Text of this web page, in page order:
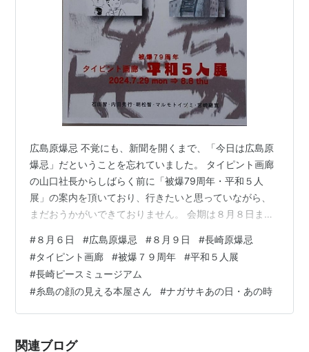
広島原爆忌 不覚にも、新聞を開くまで、「今日は広島原
爆忌」だということを忘れていました。 タイピント画廊
の山口社長からしばらく前に「被爆79周年・平和５人
展」の案内を頂いており、行きたいと思っていながら、
まだおうかがいできておりません。 会期は８月８日まで
前々から予定していたことがあり・・・迷っています。
明日の午前中にその用件を済ませ、午後から長崎に向か
うというテならばあるのだけれど・・・ちょっと強行軍
かなぁ。でも、それしか・・・な・い・・・ ９日は長崎
原爆忌ですが、その日は長崎で迎えず、８日のうちに戻
#８月６日 #広島原爆忌 #８月９日 #長崎原爆忌
#タイピント画廊 #被爆７９周年 #平和５人展
#長崎ピースミュージアム
#糸島の顔の見える本屋さん #ナガサキあの日・あの時
関連ブログ